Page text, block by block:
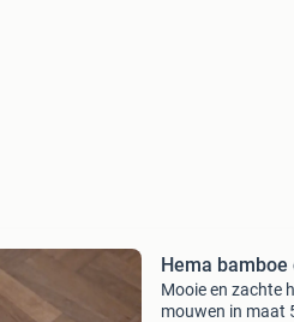
Hema
Mooie en zachte
mouwen in maat